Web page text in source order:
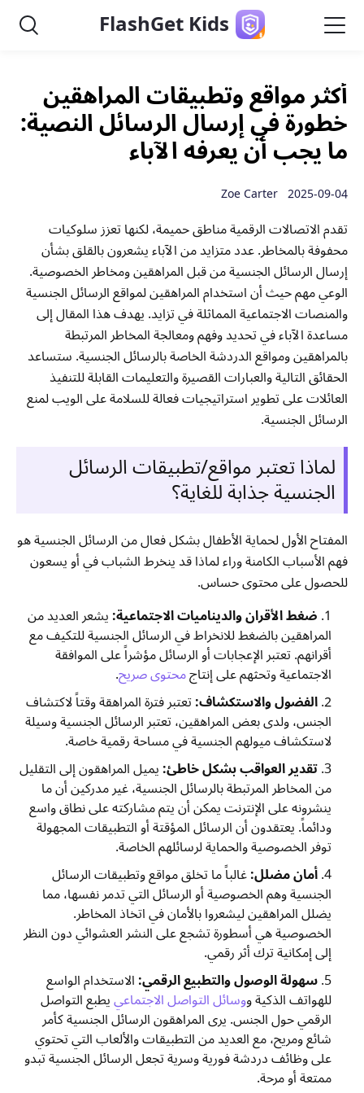
FlashGet Kids
أكثر مواقع وتطبيقات المراهقين
خطورة في إرسال الرسائل النصية:
ما يجب أن يعرفه الآباء
2025-09-04 Zoe Carter
تقدم الاتصالات الرقمية مناطق حميمة، لكنها تعزز سلوكيات
محفوفة بالمخاطر. عدد متزايد من الآباء يشعرون بالقلق بشأن
إرسال الرسائل الجنسية من قبل المراهقين ومخاطر الخصوصية.
الوعي مهم حيث أن استخدام المراهقين لمواقع الرسائل الجنسية
والمنصات الاجتماعية المماثلة في تزايد. يهدف هذا المقال إلى
مساعدة الآباء في تحديد وفهم ومعالجة المخاطر المرتبطة
بالمراهقين ومواقع الدردشة الخاصة بالرسائل الجنسية. ستساعد
الحقائق التالية والعبارات القصيرة والتعليمات القابلة للتنفيذ
العائلات على تطوير استراتيجيات فعالة للسلامة على الويب لمنع
الرسائل الجنسية.
لماذا تعتبر مواقع/تطبيقات الرسائل
الجنسية جذابة للغاية؟
المفتاح الأول لحماية الأطفال بشكل فعال من الرسائل الجنسية هو
فهم الأسباب الكامنة وراء لماذا قد ينخرط الشباب في أو يسعون
للحصول على محتوى حساس.
ضغط الأقران والديناميات الاجتماعية:يشعر العديد من
المراهقين بالضغط للانخراط في الرسائل الجنسية للتكيف مع
أقرانهم. تعتبر الإعجابات أو الرسائل مؤشراً على الموافقة
الاجتماعية وتحثهم على إنتاجمحتوى صريح.
الفضول والاستكشاف:تعتبر فترة المراهقة وقتاً لاكتشاف
الجنس، ولدى بعض المراهقين، تعتبر الرسائل الجنسية وسيلة
لاستكشاف ميولهم الجنسية في مساحة رقمية خاصة.
تقدير العواقب بشكل خاطئ:يميل المراهقون إلى التقليل
من المخاطر المرتبطة بالرسائل الجنسية، غير مدركين أن ما
ينشرونه على الإنترنت يمكن أن يتم مشاركته على نطاق واسع
ودائماً. يعتقدون أن الرسائل المؤقتة أو التطبيقات المجهولة
توفر الخصوصية والحماية لرسائلهم الخاصة.
أمان مضلل:غالباً ما تخلق مواقع وتطبيقات الرسائل
الجنسية وهم الخصوصية أو الرسائل التي تدمر نفسها، مما
يضلل المراهقين ليشعروا بالأمان في اتخاذ المخاطر.
الخصوصية هي أسطورة تشجع على النشر العشوائي دون النظر
إلى إمكانية ترك أثر رقمي.
سهولة الوصول والتطبيع الرقمي:الاستخدام الواسع
للهواتف الذكية ووسائل التواصل الاجتماعييطبع التواصل
الرقمي حول الجنس. يرى المراهقون الرسائل الجنسية كأمر
شائع ومريح، مع العديد من التطبيقات والألعاب التي تحتوي
على وظائف دردشة فورية وسرية تجعل الرسائل الجنسية تبدو
ممتعة أو مرحة.